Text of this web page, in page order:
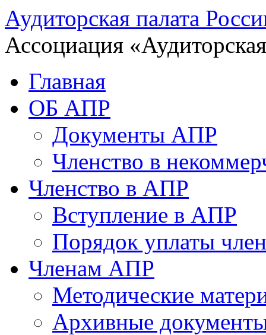
Аудиторская палата
Ассоциация
Главная
ОБ АПР
Документы АПР
Членство в
Членство в АПР
Вступление в АПР
Порядок уплаты
Членам АПР
Методические
Архивные